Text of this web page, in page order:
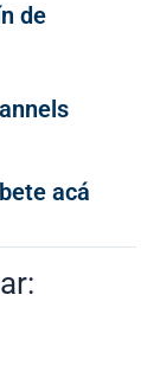
de
acá